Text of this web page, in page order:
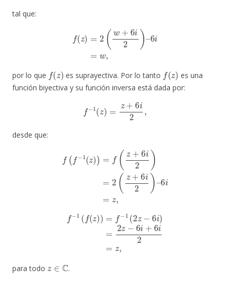
tal que:
+6i 2 –6 i=
por lo que
(z
es suprayectiva. Por lo tanto
f( z
es una
función biyectiva y su función inversa está dada por:
+6i 2,
desde que:
=2( + 6i2)
(z)) = f− 1(2 6i)= 2z +6
para todo
C
.